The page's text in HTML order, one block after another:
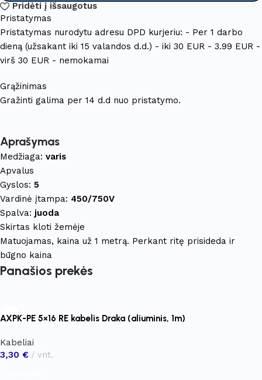
Pridėti į išsaugotus
Pristatymas
Pristatymas nurodytu adresu DPD kurjeriu: - Per 1 darbo
dieną (užsakant iki 15 valandos d.d.) - iki 30 EUR - 3.99 EUR -
virš 30 EUR - nemokamai
Grąžinimas
Gražinti galima per 14 d.d nuo pristatymo.
Aprašymas
Medžiaga: varis
Apvalus
Gyslos: 5
Vardinė įtampa: 450/750V
Spalva: juoda
Skirtas kloti žemėje
Matuojamas, kaina už 1 metrą. Perkant ritę prisideda ir
būgno kaina
Panašios prekės
AXPK-PE 5×16 RE kabelis Draka (aliuminis, 1m)
Kabeliai
3,30 € vnt.